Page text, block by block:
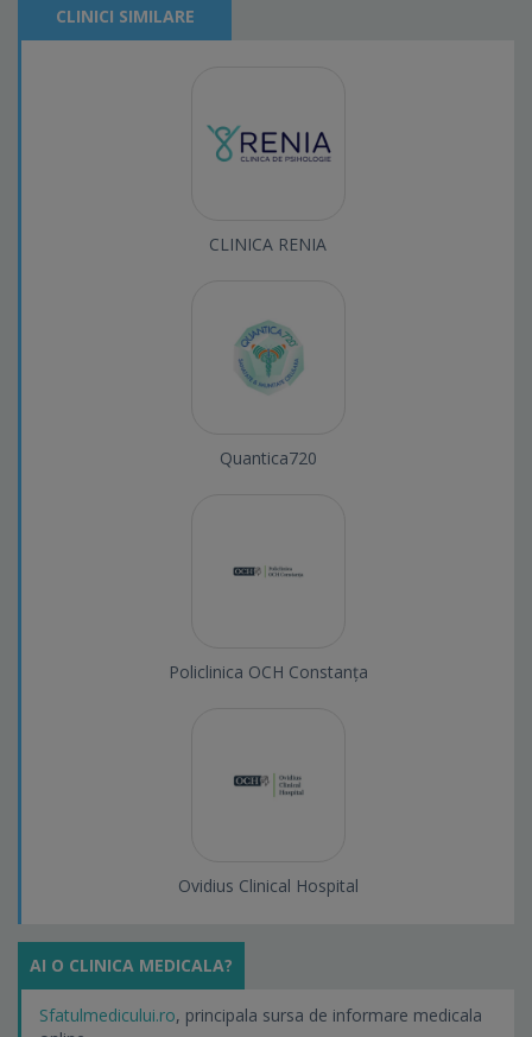
CLINICI SIMILARE
CLINICA RENIA
Quantica720
Policlinica OCH Constanța
Ovidius Clinical Hospital
AI O CLINICA MEDICALA?
Sfatulmedicului.ro, principala sursa de informare medicala